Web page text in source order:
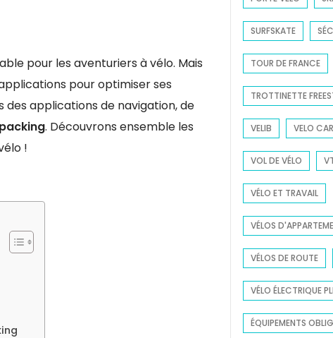
pour les aventuriers à vélo. Mais
pour optimiser ses
des applications de navigation, de
. Découvrons ensemble les
!
SURFSKATE
TOUR DE FRANCE
TROTTINETTE
VELIB VELO
VOL DE VÉLO
VÉLO ET TRAVAIL
VÉLOS
VÉLOS DE ROUTE
VÉLO ÉLECTRIQUE
ÉQUIPEMENTS